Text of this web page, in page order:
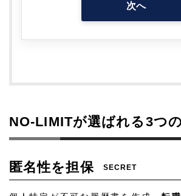
次へ
NO-LIMITが選ばれる3つ
SECRET
匿名性を担保